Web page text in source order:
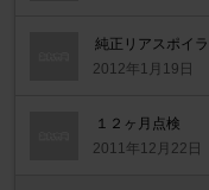
純正リアスポイ
2012年1月19日
１２ヶ月点検
2011年12月22日